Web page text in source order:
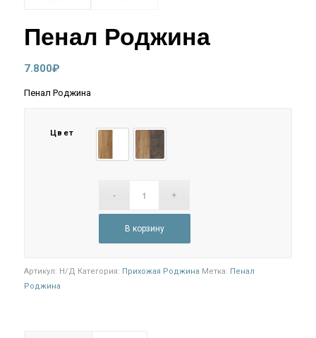
Пенал Роджина
7.800₽
Пенал Роджина
Цвет
Белый глянец/ Дуб крафт
Графит/ Дуб крафт
В корзину
Артикул: Н/Д Категория: Прихожая Роджина Метка: Пенал
Роджина